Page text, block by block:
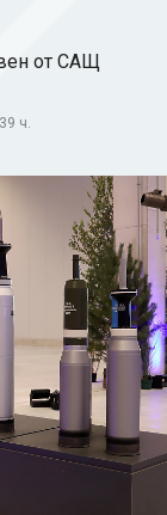
от САЩ
ч.